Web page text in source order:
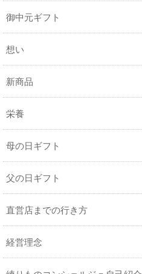
御中元ギフト
想い
新商品
栄養
母の日ギフト
父の日ギフト
直営店までの行き方
経営理念